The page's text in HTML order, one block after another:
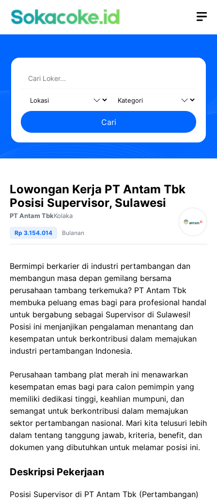
Cari
Lowongan Kerja PT Antam Tbk
Posisi Supervisor, Sulawesi
PT Antam TbkKolaka
Rp 3.154.014 Bulanan
Bermimpi berkarier di industri pertambangan dan
membangun masa depan gemilang bersama
perusahaan tambang terkemuka? PT Antam Tbk
membuka peluang emas bagi para profesional handal
untuk bergabung sebagai Supervisor di Sulawesi!
Posisi ini menjanjikan pengalaman menantang dan
kesempatan untuk berkontribusi dalam memajukan
industri pertambangan Indonesia.
Perusahaan tambang plat merah ini menawarkan
kesempatan emas bagi para calon pemimpin yang
memiliki dedikasi tinggi, keahlian mumpuni, dan
semangat untuk berkontribusi dalam memajukan
sektor pertambangan nasional. Mari kita telusuri lebih
dalam tentang tanggung jawab, kriteria, benefit, dan
dokumen yang dibutuhkan untuk melamar posisi ini.
Deskripsi Pekerjaan
Posisi Supervisor di PT Antam Tbk (Pertambangan)